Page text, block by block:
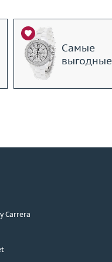
Самые
выгодные
Carrera